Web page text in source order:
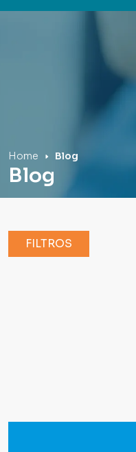
Home Blog
Blog
FILTROS